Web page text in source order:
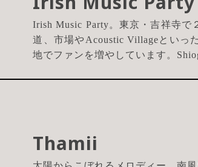
Irish Music Party。東京・吉祥寺で
道、市場やAcoustic Villageといっ
地でファンを増やしています。
Thamii